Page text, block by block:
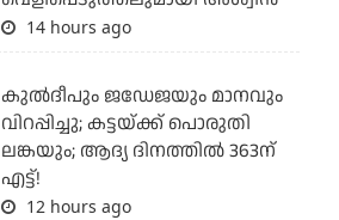
14 hours ago
കുല്‍ദീപും ജഡേജയും മാനവും
വിറപ്പിച്ചു; കട്ടയ്ക്ക് പൊരുതി
ലങ്കയും; ആദ്യ ദിനത്തില്‍ 363ന്
എട്ട്!
12 hours ago